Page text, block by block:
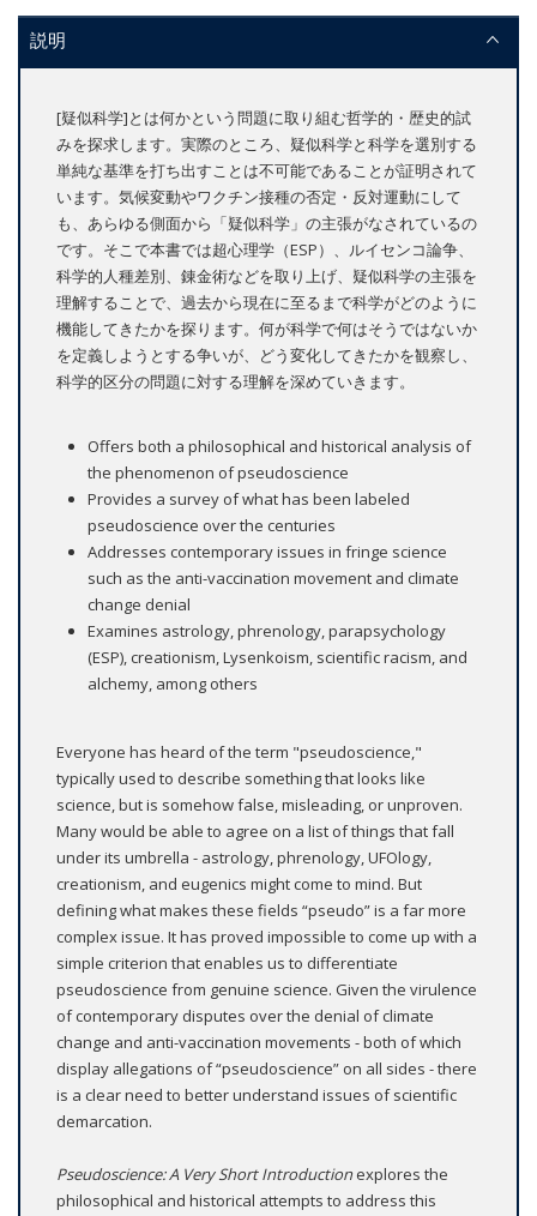
説明
[疑似科学]とは何かという問題に取り組む哲学的・歴史的試
みを探求します。実際のところ、疑似科学と科学を選別する
単純な基準を打ち出すことは不可能であることが証明されて
います。気候変動やワクチン接種の否定・反対運動にして
も、あらゆる側面から「疑似科学」の主張がなされているの
です。そこで本書では超心理学（ESP）、ルイセンコ論争、
科学的人種差別、錬金術などを取り上げ、疑似科学の主張を
理解することで、過去から現在に至るまで科学がどのように
機能してきたかを探ります。何が科学で何はそうではないか
を定義しようとする争いが、どう変化してきたかを観察し、
科学的区分の問題に対する理解を深めていきます。
Offers both a philosophical and historical analysis of
the phenomenon of pseudoscience
Provides a survey of what has been labeled
pseudoscience over the centuries
Addresses contemporary issues in fringe science
such as the anti-vaccination movement and climate
change denial
Examines astrology, phrenology, parapsychology
(ESP), creationism, Lysenkoism, scientific racism, and
alchemy, among others
Everyone has heard of the term "pseudoscience,"
typically used to describe something that looks like
science, but is somehow false, misleading, or unproven.
Many would be able to agree on a list of things that fall
under its umbrella - astrology, phrenology, UFOlogy,
creationism, and eugenics might come to mind. But
defining what makes these fields “pseudo” is a far more
complex issue. It has proved impossible to come up with a
simple criterion that enables us to differentiate
pseudoscience from genuine science. Given the virulence
of contemporary disputes over the denial of climate
change and anti-vaccination movements - both of which
display allegations of “pseudoscience” on all sides - there
is a clear need to better understand issues of scientific
demarcation.
Pseudoscience: A Very Short Introductionexplores the
philosophical and historical attempts to address this